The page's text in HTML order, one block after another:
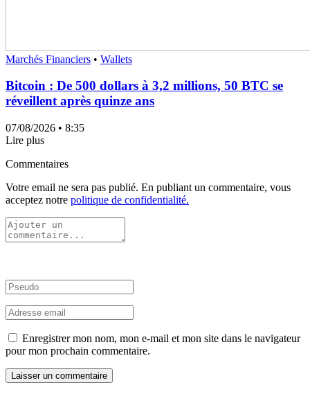
Marchés Financiers • Wallets
Bitcoin : De 500 dollars à 3,2 millions, 50 BTC se
réveillent après quinze ans
07/08/2026 • 8:35
Lire plus
Commentaires
Votre email ne sera pas publié. En publiant un commentaire, vous
acceptez notre politique de confidentialité.
Enregistrer mon nom, mon e-mail et mon site dans le navigateur
pour mon prochain commentaire.